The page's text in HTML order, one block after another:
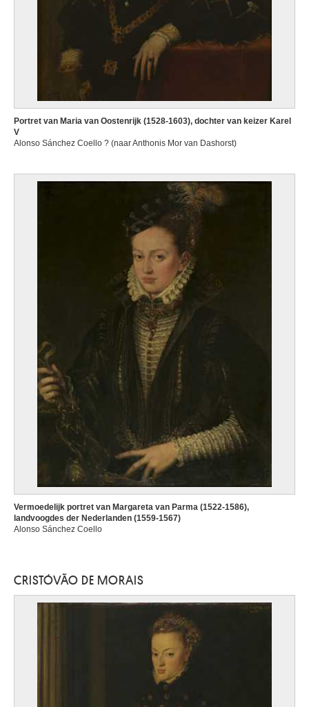
Portret van Maria van Oostenrijk (1528-1603), dochter van keizer Karel
V
Alonso Sánchez Coello ? (naar Anthonis Mor van Dashorst)
Vermoedelijk portret van Margareta van Parma (1522-1586),
landvoogdes der Nederlanden (1559-1567)
Alonso Sánchez Coello
CRISTÓVÃO DE MORAIS